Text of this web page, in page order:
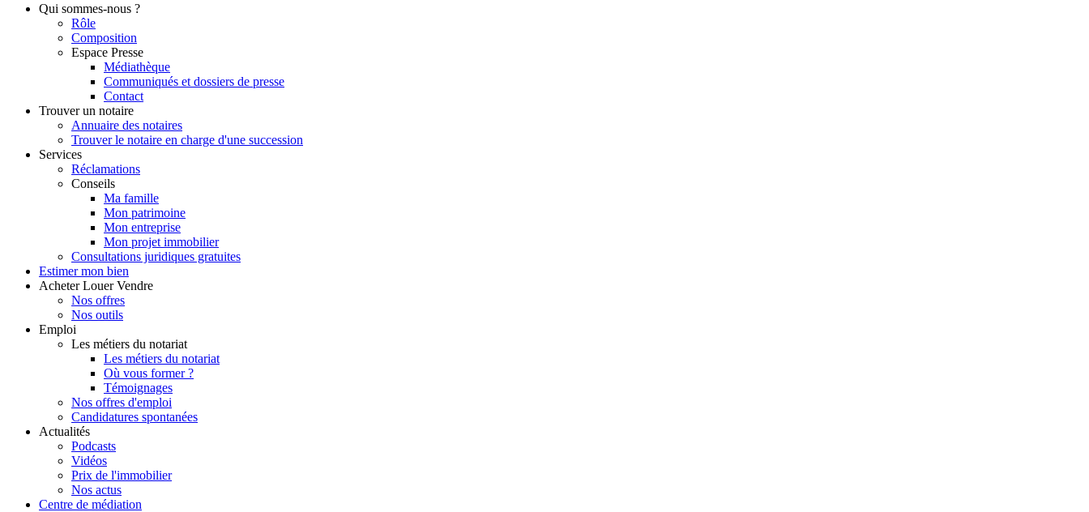
Qui sommes-nous ?
Rôle
Composition
Espace Presse
Médiathèque
Communiqués et dossiers de presse
Contact
Trouver un notaire
Annuaire des notaires
Trouver le notaire en charge d'une succession
Services
Réclamations
Conseils
Ma famille
Mon patrimoine
Mon entreprise
Mon projet immobilier
Consultations juridiques gratuites
Estimer mon bien
Acheter Louer Vendre
Nos offres
Nos outils
Emploi
Les métiers du notariat
Les métiers du notariat
Où vous former ?
Témoignages
Nos offres d'emploi
Candidatures spontanées
Actualités
Podcasts
Vidéos
Prix de l'immobilier
Nos actus
Centre de médiation